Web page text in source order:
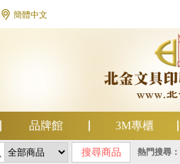
 簡體中文
品牌館 3M專櫃
熱門搜尋：